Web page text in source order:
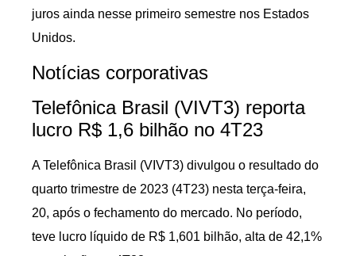
juros ainda nesse primeiro semestre nos Estados
Unidos.
Notícias corporativas
Telefônica Brasil (VIVT3) reporta
lucro R$ 1,6 bilhão no 4T23
A Telefônica Brasil (VIVT3) divulgou o resultado do
quarto trimestre de 2023 (4T23) nesta terça-feira,
20, após o fechamento do mercado. No período,
teve lucro líquido de R$ 1,601 bilhão, alta de 42,1%